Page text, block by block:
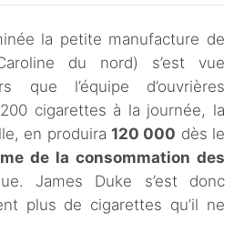
la petite manufacture de
du nord) s’est vue
que l’équipe d’ouvrières
cigarettes à la journée, la
en produira 120 000 dès le
de la consommation des
James Duke s’est donc
plus de cigarettes qu’il ne